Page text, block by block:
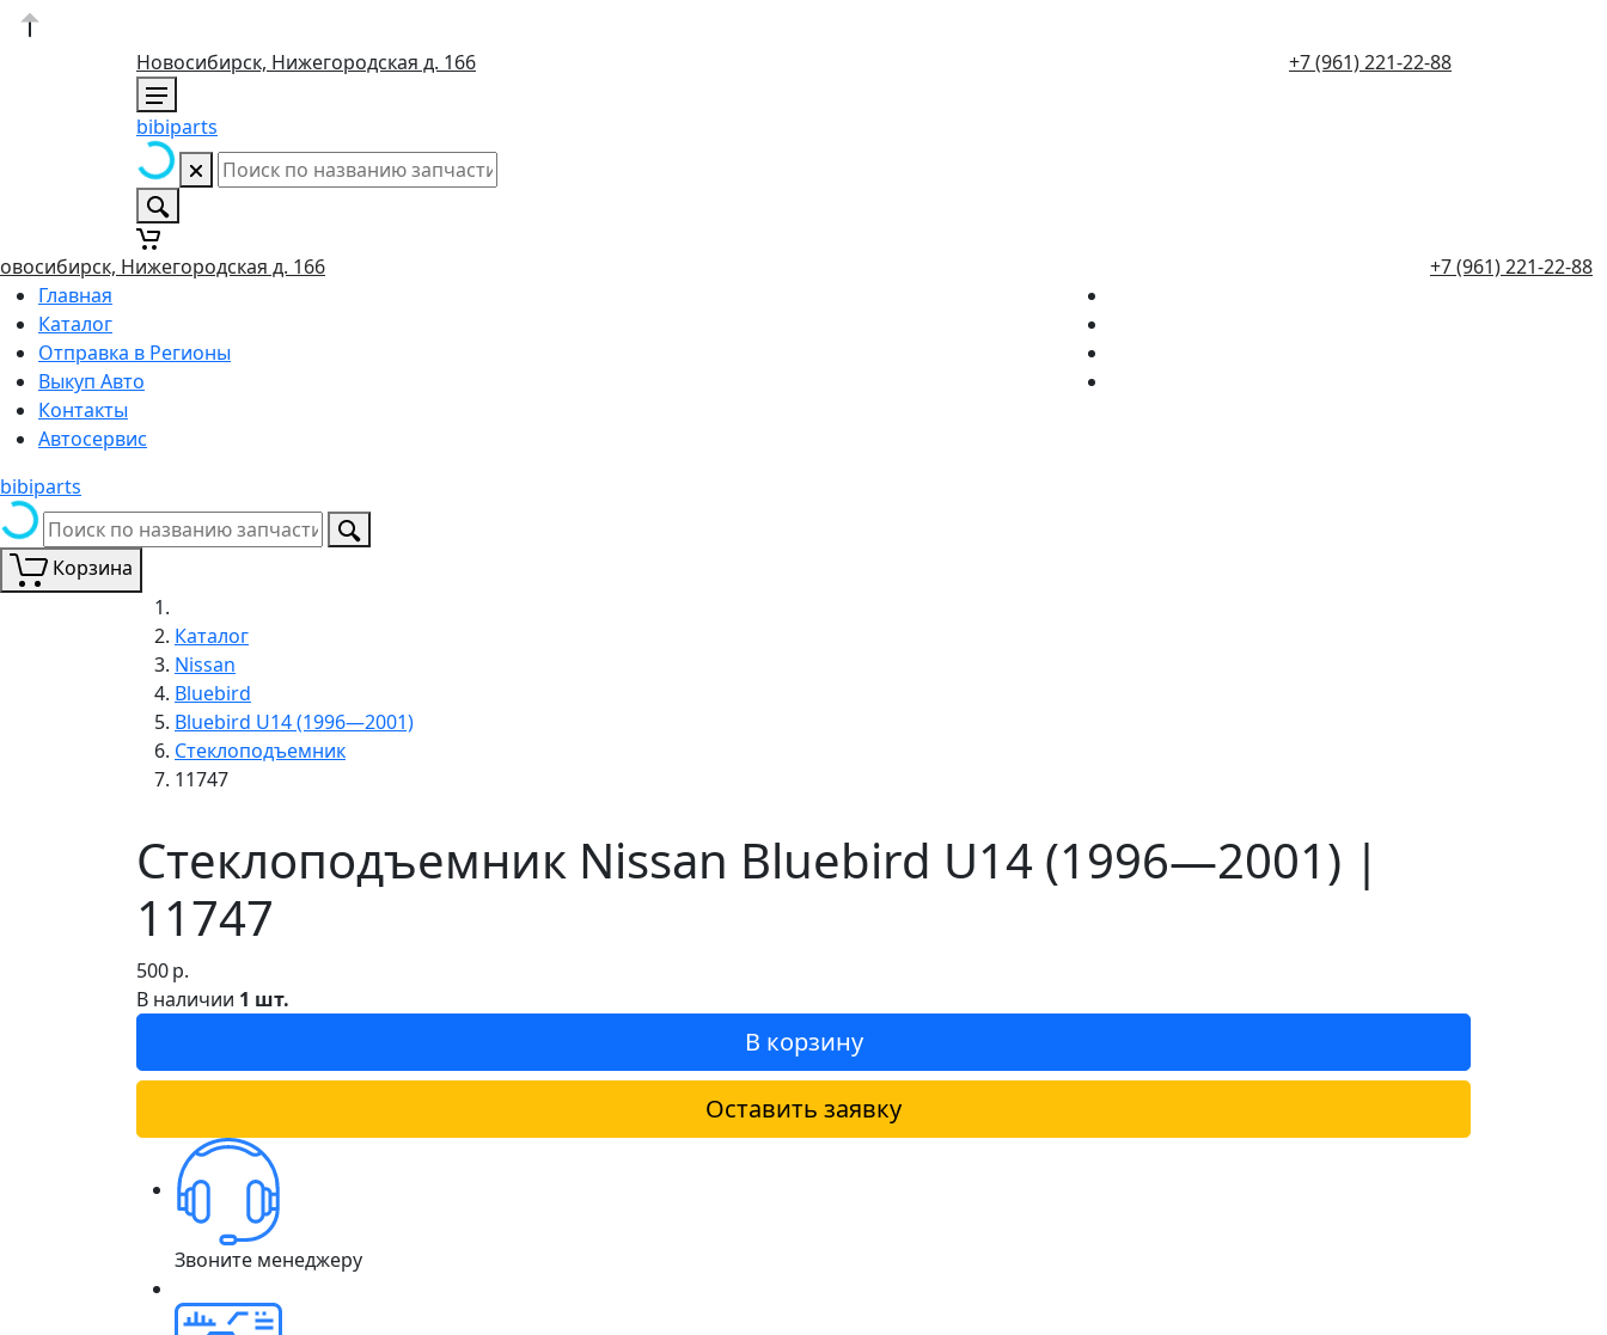
Новосибирск, Нижегородская д. 166 +7 (961) 221-22-88
bibiparts
Нижегородская д. 166
+7 (961) 221-22-88
Главная
Каталог
Отправка в Регионы
Выкуп Авто
Контакты
Автосервис
bibiparts
Корзина
Каталог
Nissan
Bluebird
Bluebird U14 (1996—2001)
Стеклоподъемник
11747
Стеклоподъемник Nissan Bluebird U14 (1996—2001) |
11747
500р.
В наличии 1 шт.
В корзину
Оставить заявку
Звоните менеджеру